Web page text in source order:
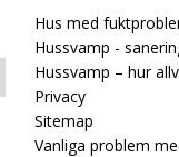
Hus med
Hussvamp -
Hussvamp – hur
Privacy
Sitemap
Vanliga problem